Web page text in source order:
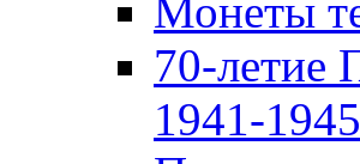
Монеты
70-летие
1941-